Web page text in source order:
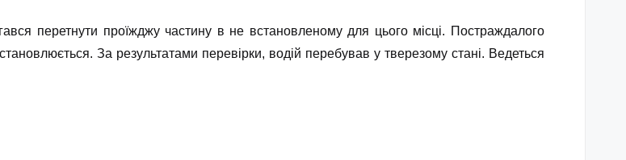
перетнути проїжджу частину в не встановленому для цього місці. Постраждалого
За результатами перевірки, водій перебував у тверезому стані. Ведеться